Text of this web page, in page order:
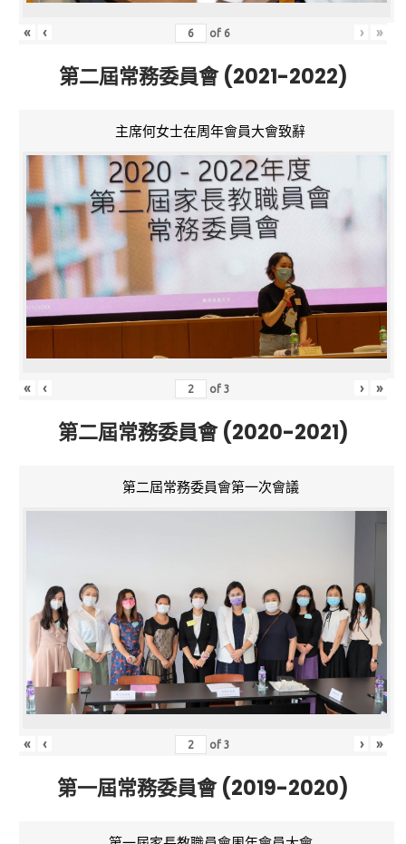
« ‹ of 6 › »
第二屆常務委員會 (2021-2022)
主席何女士在周年會員大會致辭
« ‹ of3 › »
第二屆常務委員會 (2020-2021)
第二屆常務委員會第一次會議
« ‹ of3 › »
第一屆常務委員會 (2019-2020)